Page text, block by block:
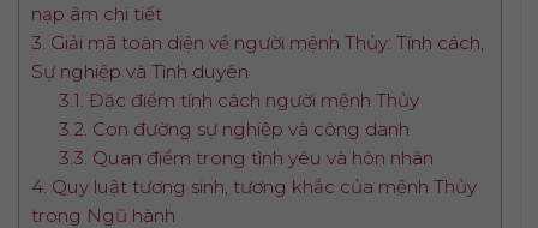
nạp âm chi tiết
3. Giải mã toàn diện về người mệnh Thủy: Tính cách,
Sự nghiệp và Tình duyên
3.1. Đặc điểm tính cách người mệnh Thủy
3.2. Con đường sự nghiệp và công danh
3.3. Quan điểm trong tình yêu và hôn nhân
4. Quy luật tương sinh, tương khắc của mệnh Thủy
trong Ngũ hành